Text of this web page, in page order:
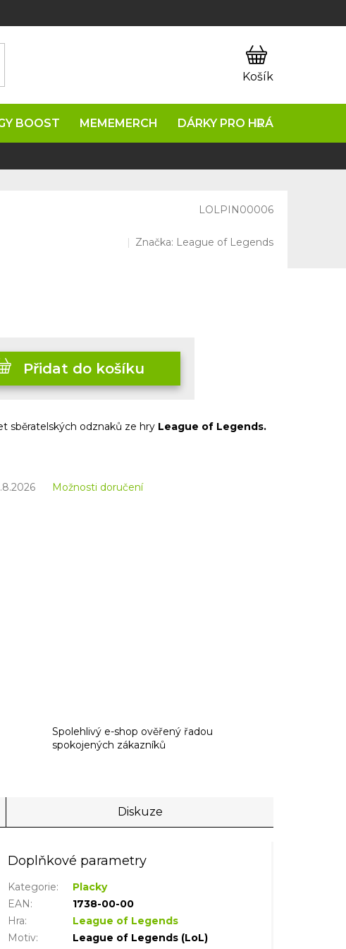
BOOST MEMEMERCH DÁRKY PRO HRÁČE
LOLPIN00006
Značka: League of Legends
Možnosti doručení
Přidat do košíku
sběratelských odznaků ze hry League of Legends.
Spolehlivý e-shop ověřený řadou
spokojených zákazníků
Diskuze
Doplňkové parametry
Kategorie:
Placky
EAN:
1738-00-00
Hra:
League of Legends
Motiv: League of Legends (LoL)